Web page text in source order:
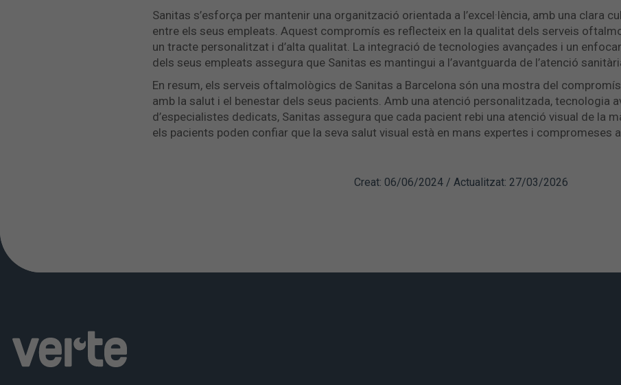
Sanitas s’esforça per mantenir una organització orientada a l’excel·lència, amb una clara
entre els seus empleats. Aquest compromís es reflecteix en la qualitat dels serveis
un tracte personalitzat i d’alta qualitat. La integració de tecnologies avançades i un
dels seus empleats assegura que Sanitas es mantingui a l’avantguarda de l’atenció
En resum, els serveis oftalmològics de Sanitas a Barcelona són una mostra del
amb la salut i el benestar dels seus pacients. Amb una atenció personalitzada, tecnologia
d’especialistes dedicats, Sanitas assegura que cada pacient rebi una atenció visual de la
els pacients poden confiar que la seva salut visual està en mans expertes i compromeses
Creat: 06/06/2024 / Actualitzat: 27/03/2026